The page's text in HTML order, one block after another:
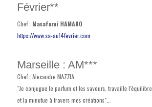
Février**
Chef : Masafumi HAMANO
https://www.sa-au14fevrier.com
Marseille : AM***
Chef : Alexandre MAZZIA
"Je conjugue le parfum et les saveurs, travaille l'équilibre
et la minutue à travers mes créations"...